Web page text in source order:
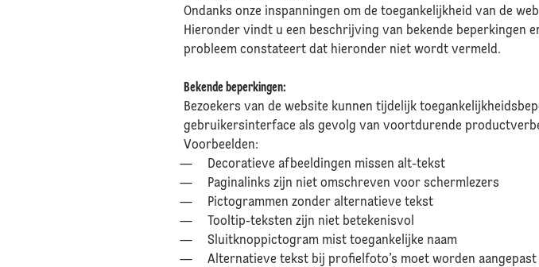
Ondanks onze inspanningen om de toegankelijkheid van de
Hieronder vindt u een beschrijving van bekende beperkingen
probleem constateert dat hieronder niet wordt vermeld.
Bekende beperkingen:
Bezoekers van de website kunnen tijdelijk
gebruikersinterface als gevolg van voortdurende
Voorbeelden:
Decoratieve afbeeldingen missen alt-tekst
Paginalinks zijn niet omschreven voor schermlezers
Pictogrammen zonder alternatieve tekst
Tooltip-teksten zijn niet betekenisvol
Sluitknoppictogram mist toegankelijke naam
Alternatieve tekst bij profielfoto’s moet worden aangepast